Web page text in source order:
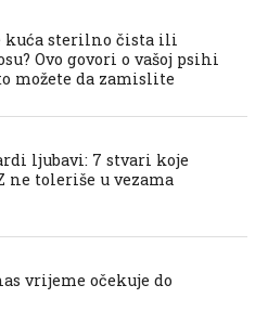
kuća sterilno čista ili
Ovo govori o vašoj psihi
možete da zamislite
ljubavi: 7 stvari koje
ne toleriše u vezama
vrijeme očekuje do